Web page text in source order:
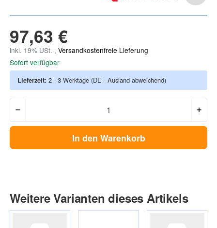
97,63 €
inkl. 19% USt. , Versandkostenfreie Lieferung
Sofort verfügbar
Lieferzeit: 2 - 3 Werktage (DE - Ausland abweichend)
In den Warenkorb
Weitere Varianten dieses Artikels